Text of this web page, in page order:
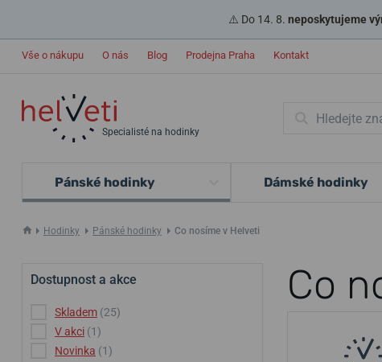
⚠️ Do 14. 8. neposkytujeme
Vše o nákupu O nás Blog Prodejna Praha Kontakt
Specialisté na hodinky
Pánské hodinky Dámské hodinky
Hodinky Pánské hodinky Co nosíme v Helveti
Co
Dostupnost a akce
Skladem (25)
V akci (1)
Novinka (1)